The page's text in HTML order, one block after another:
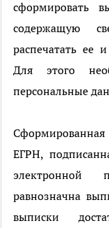
сформировать
содержащую
распечатать ее
Для этого
персональные
Сформированная
ЕГРН,
электронной
равнозначна
выписки